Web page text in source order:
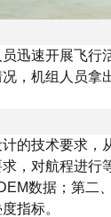
迅速开展飞行
，机组人员拿
的技术要求，
，对航程进
数据；第二
指标。